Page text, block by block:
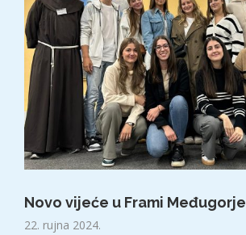
Novo vijeće u Frami Međugorje
22. rujna 2024.